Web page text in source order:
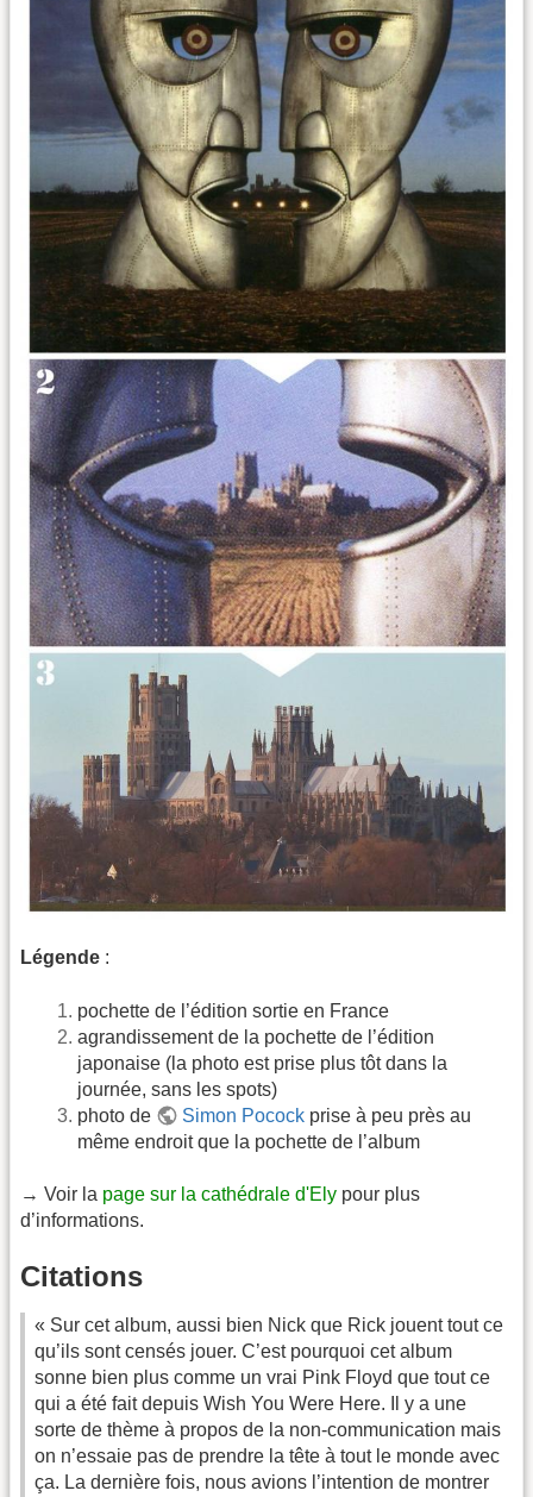
Légende :
pochette de l’édition sortie en France
agrandissement de la pochette de l’édition
japonaise (la photo est prise plus tôt dans la
journée, sans les spots)
photo de
Simon Pocock prise à peu près au
même endroit que la pochette de l’album
→ Voir la page sur la cathédrale d'Ely pour plus
d’informations.
Citations
« Sur cet album, aussi bien Nick que Rick jouent tout ce
qu’ils sont censés jouer. C’est pourquoi cet album
sonne bien plus comme un vrai Pink Floyd que tout ce
qui a été fait depuis Wish You Were Here. Il y a une
sorte de thème à propos de la non-communication mais
on n’essaie pas de prendre la tête à tout le monde avec
ça. La dernière fois, nous avions l’intention de montrer